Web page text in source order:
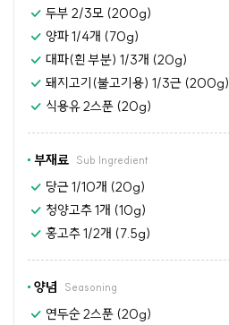
두부 2/3모 (200g)
양파 1/4개 (70g)
대파(흰 부분) 1/3개 (20g)
돼지고기(불고기용) 1/3근 (200g)
식용유 2스푼 (20g)
부재료 Sub Ingredient
당근 1/10개 (20g)
청양고추 1개 (10g)
홍고추 1/2개 (7.5g)
양념 Seasoning
연두순 2스푼 (20g)